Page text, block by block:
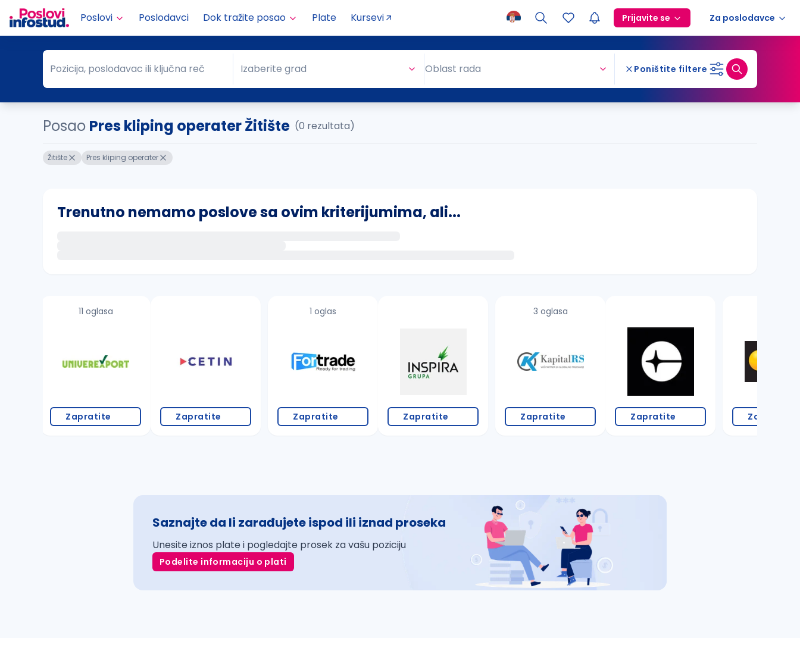
Poslovi Poslodavci Dok tražite posao Plate Kursevi Prijavite se Za poslodavce
Pozicija, poslodavac ili ključna reč
Pozicija, poslodavac ili ključna reč Grad
Izaberite grad Oblast rada Poništite filtere
Posao Pres kliping operater Žitište (0 rezultata)
Žitište Pres kliping operater
Trenutno nemamo poslove sa ovim kriterijumima, ali...
proverite pravopisne greške (koristite č, ć, š, đ, ž, dž)
11 oglasa
Zapratite Zapratite
1 oglas
Zapratite Zapratite
3 oglasa
Zapratite Zapratite Zapratite
Saznajte da li zarađujete ispod ili iznad proseka
Unesite iznos plate i pogledajte prosek za vašu poziciju
Podelite informaciju o plati